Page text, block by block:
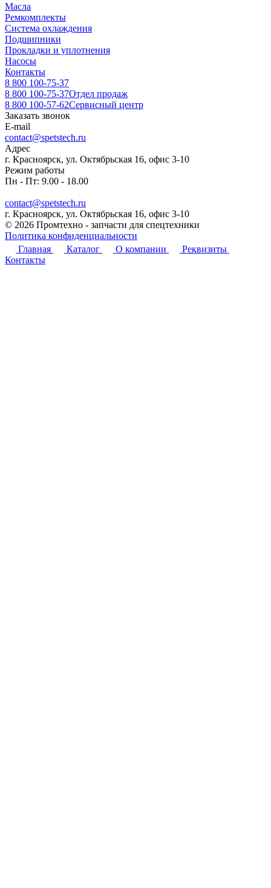
Масла
Ремкомплекты
Система охлаждения
Подшипники
Прокладки и уплотнения
Насосы
Контакты
8 800 100-75-37
8 800 100-75-37Отдел продаж
8 800 100-57-62Сервисный центр
Заказать звонок
E-mail
contact@spetstech.ru
Адрес
г. Красноярск, ул. Октябрьская 16, офис 3-10
Режим работы
Пн - Пт: 9.00 - 18.00
contact@spetstech.ru
г. Красноярск, ул. Октябрьская 16, офис 3-10
© 2026 Промтехно - запчасти для спецтехники
Политика конфиденциальности
Главная
Каталог О компании
Реквизиты
Контакты